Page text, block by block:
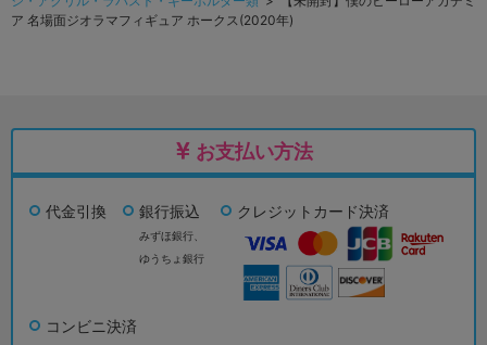
ア 名場面ジオラマフィギュア ホークス(2020年)
お支払い方法
代金引換 銀行振込
みずほ銀行、
ゆうちょ銀行
クレジットカード決済
コンビニ決済